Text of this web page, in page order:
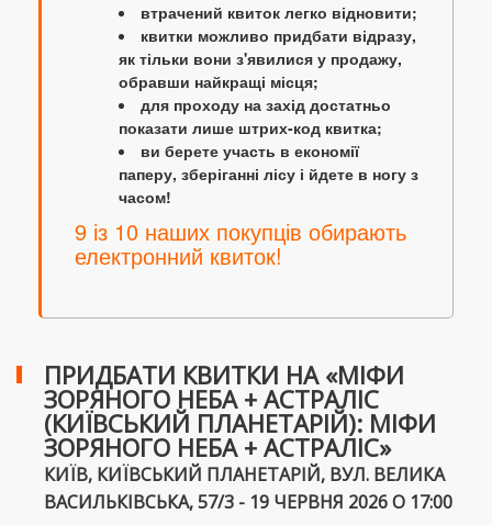
втрачений квиток легко відновити;
квитки можливо придбати відразу,
як тільки вони з'явилися у продажу,
обравши найкращі місця;
для проходу на захід достатньо
показати лише штрих-код квитка;
ви берете участь в економії
паперу, зберіганні лісу і йдете в ногу з
часом!
9 із 10 наших покупців обирають
електронний квиток!
ПРИДБАТИ КВИТКИ НА «МІФИ
ЗОРЯНОГО НЕБА + АСТРАЛІС
(КИЇВСЬКИЙ ПЛАНЕТАРІЙ): МІФИ
ЗОРЯНОГО НЕБА + АСТРАЛІС»
КИЇВ, КИЇВСЬКИЙ ПЛАНЕТАРІЙ, ВУЛ. ВЕЛИКА
ВАСИЛЬКІВСЬКА, 57/3 - 19 ЧЕРВНЯ 2026 О 17:00